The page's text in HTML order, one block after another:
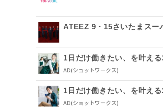
ATEEZ 9・15さいたまス
1日だけ働きたい、を叶える
AD(ショットワークス)
1日だけ働きたい、を叶える
AD(ショットワークス)